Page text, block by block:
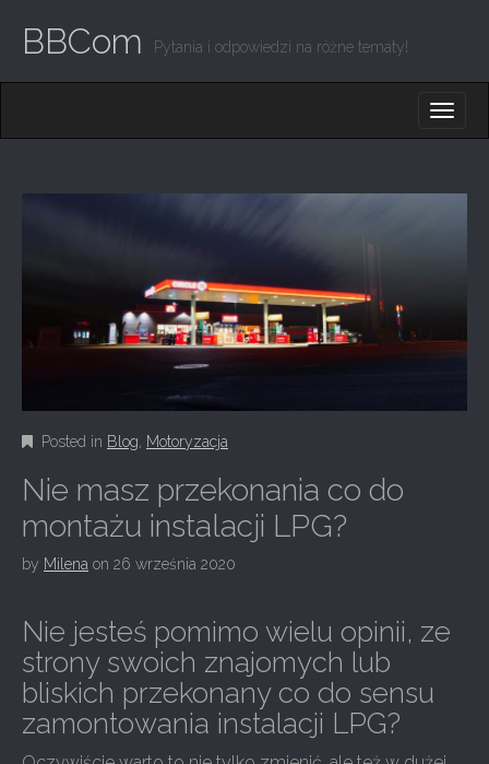
BBCom Pytania i odpowiedzi na różne tematy!
T
Posted in Blog Motoryzacja
Nie masz przekonania co do
montażu instalacji LPG?
by Milena on 26 września 2020
Nie jesteś pomimo wielu opinii, ze
strony swoich znajomych lub
bliskich przekonany co do sensu
zamontowania instalacji LPG?